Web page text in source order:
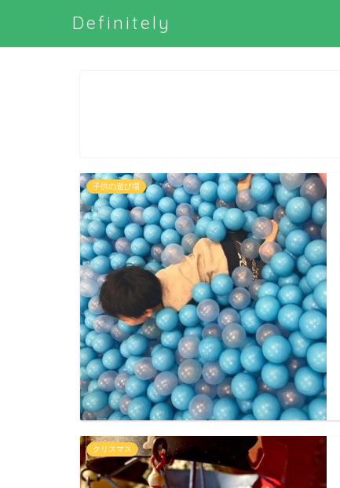
Definitely
子供の遊び場
クリスマス